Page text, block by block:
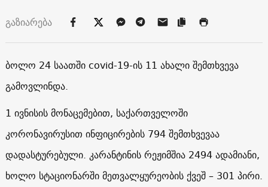
გაზიარება
ბოლო 24 საათში covid-19-ის 11 ახალი შემთხვევა
გამოვლინდა.
1 ივნისის მონაცემებით, საქართველოში
კორონავირუსით ინფიცირების 794 შემთხვევაა
დადასტურებული. კარანტინის რეჟიმშია 2494 ადამიანი,
ხოლო სტაციონარში მეთვალყურეობის ქვეშ – 301 პირი.